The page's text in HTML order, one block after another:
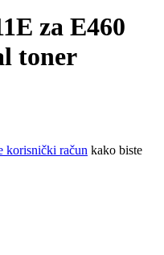
za E460
toner
korisnički račun kako biste